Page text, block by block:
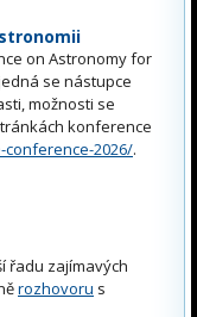
on Astronomy for
se nástupce
možnosti se
konference
2026/.
řadu zajímavých
rozhovoru s